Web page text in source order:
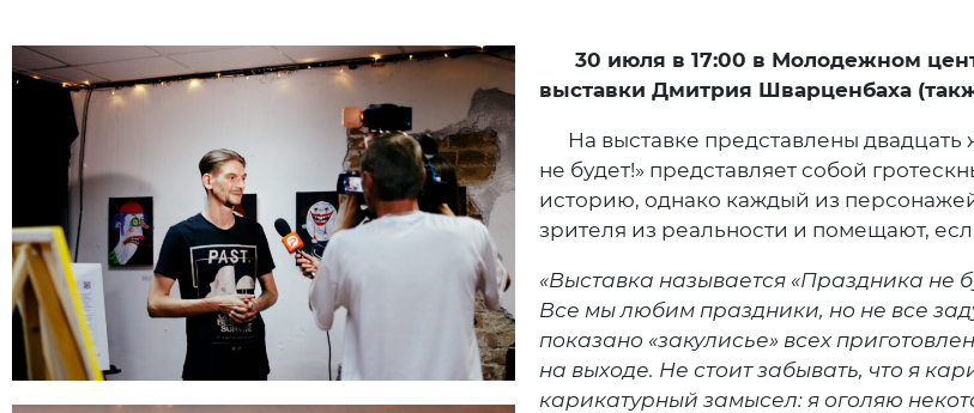
30 июля в 17:00 в Молодежном
выставки Дмитрия Шварценбаха
На выставке представлены двадцать
не будет!» представляет собой
историю, однако каждый из
зрителя из реальности и помещают,
«Выставка называется «Праздника не
Все мы любим праздники, но не все
показано «закулисье» всех
на выходе. Не стоит забывать, что я
карикатурный замысел: я оголяю